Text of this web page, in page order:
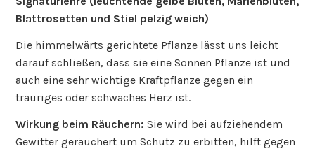
Blattrosetten und Stiel pelzig weich)
Die himmelwärts gerichtete Pflanze lässt uns leicht
darauf schließen, dass sie eine Sonnen Pflanze ist und
auch eine sehr wichtige Kraftpflanze gegen ein
trauriges oder schwaches Herz ist.
Wirkung beim Räuchern: Sie wird bei aufziehendem
Gewitter geräuchert um Schutz zu erbitten, hilft gegen